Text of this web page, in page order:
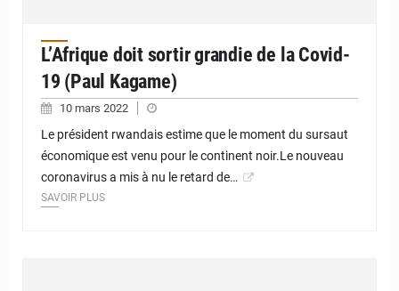
L’Afrique doit sortir grandie de la Covid-
19 (Paul Kagame)
10 mars 2022
Le président rwandais estime que le moment du sursaut
économique est venu pour le continent noir.Le nouveau
coronavirus a mis à nu le retard de…
SAVOIR PLUS